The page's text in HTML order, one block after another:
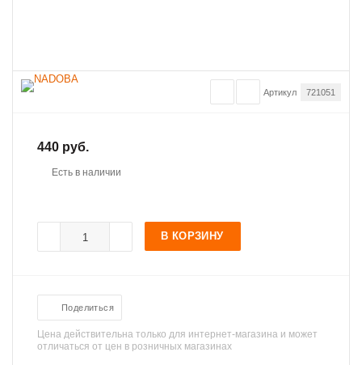
Артикул 721051
440 руб.
Есть в наличии
В КОРЗИНУ
Поделиться
Цена действительна только для интернет-магазина и может
отличаться от цен в розничных магазинах